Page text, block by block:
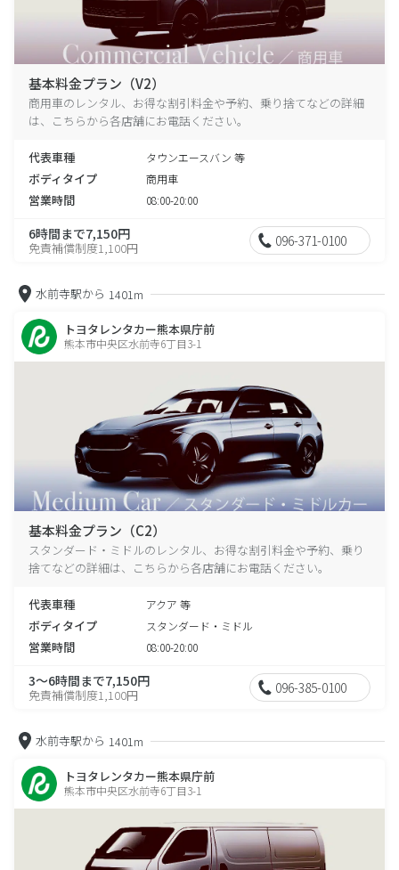
基本料金プラン（V2）
商用車のレンタル、お得な割引料金や予約、乗り捨てなどの詳細
は、こちらから各店舗にお電話ください。
代表車種 タウンエースバン 等
ボディタイプ 商用車
営業時間 08:00-20:00
6時間まで7,150円
免責補償制度1,100円 096-371-0100
水前寺駅から 1401m
トヨタレンタカー熊本県庁前
熊本市中央区水前寺6丁目3-1
基本料金プラン（C2）
スタンダード・ミドルのレンタル、お得な割引料金や予約、乗り
捨てなどの詳細は、こちらから各店舗にお電話ください。
代表車種 アクア 等
ボディタイプ スタンダード・ミドル
営業時間 08:00-20:00
3～6時間まで7,150円
免責補償制度1,100円 096-385-0100
水前寺駅から 1401m
トヨタレンタカー熊本県庁前
熊本市中央区水前寺6丁目3-1